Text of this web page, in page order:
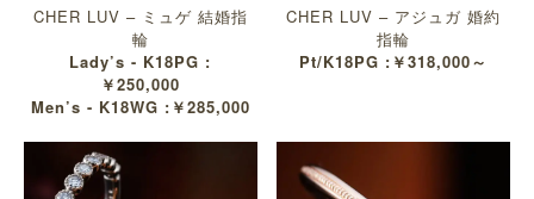
CHER LUV – ミュゲ 結婚指
輪
Lady’s - K18PG :
￥250,000
Men’s - K18WG :￥285,000
CHER LUV – アジュガ 婚約
指輪
Pt/K18PG :￥318,000～